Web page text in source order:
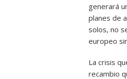
generará
planes de
solos, no
europeo
La crisis
recambio